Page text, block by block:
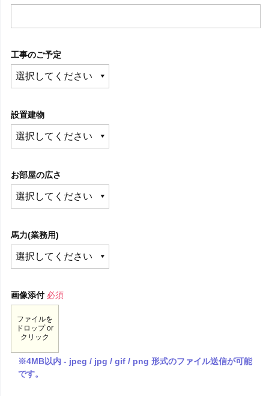
工事のご予定
設置建物
お部屋の広さ
馬力(業務用)
画像添付 必須
ファイルを
ドロップ or
クリック
※4MB以内 - jpeg / jpg / gif / png 形式のファイル送信が可能
です。